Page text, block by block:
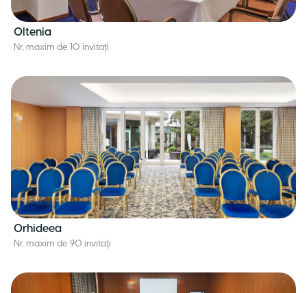
Oltenia
Nr. maxim de 10 invitați
Orhideea
Nr. maxim de 90 invitați